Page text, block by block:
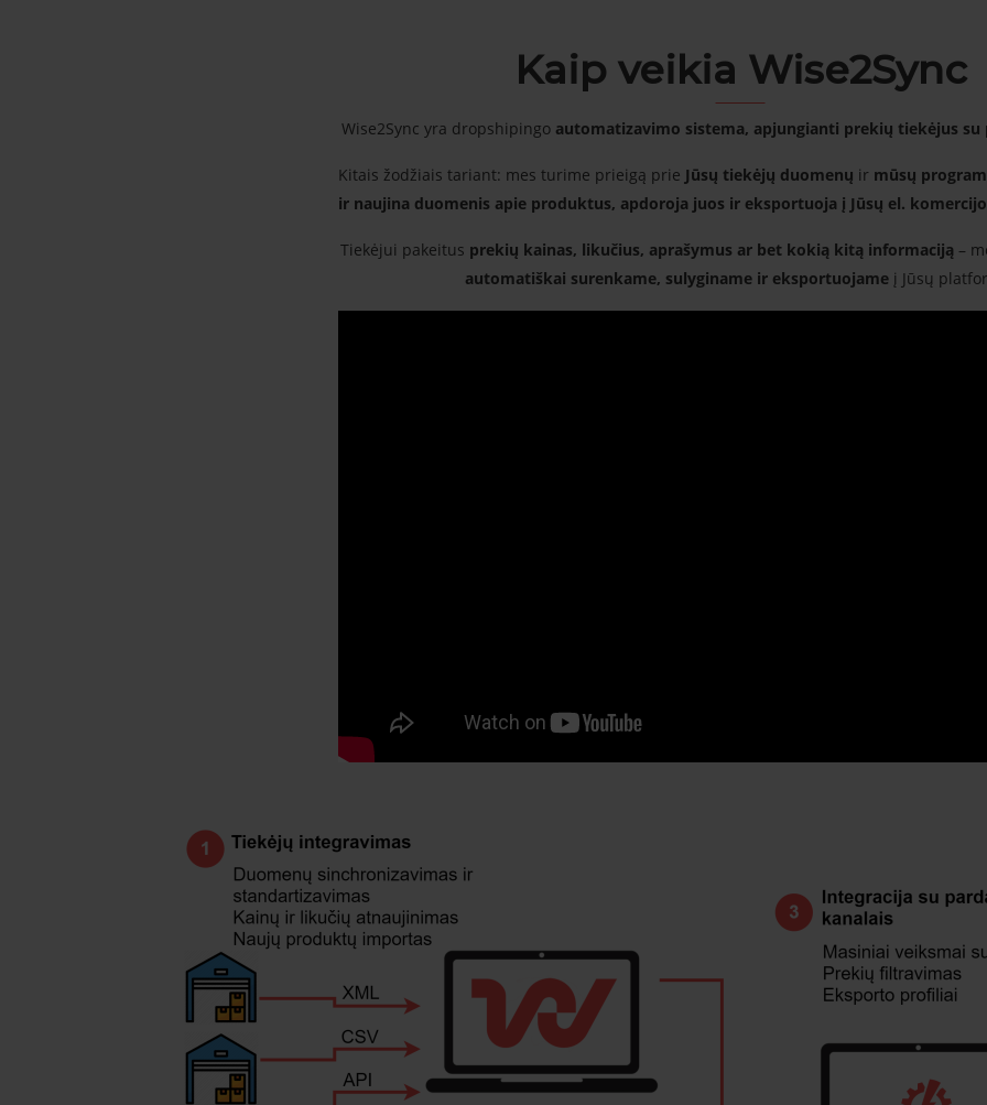
Kaip veikia Wise2Sync
Wise2Sync yra dropshipingo automatizavimo sistema, apjungianti prekių tiekėjus su
Kitais žodžiais tariant: mes turime prieigą prie Jūsų tiekėjų duomenų ir mūsų
ir naujina duomenis apie produktus, apdoroja juos ir eksportuoja į Jūsų el.
Tiekėjui pakeitus prekių kainas, likučius, aprašymus ar bet kokią kitą informaciją –
automatiškai surenkame, sulyginame ir eksportuojame į Jūsų